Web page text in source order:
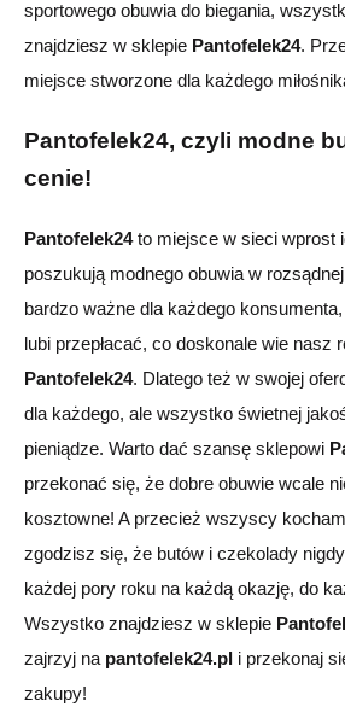
sportowego obuwia do biegania,
znajdziesz w sklepie Pantofelek24.
miejsce stworzone dla każdego
Pantofelek24, czyli modne
cenie!
Pantofelek24to miejsce w sieci wprost
poszukują modnego obuwia w
bardzo ważne dla każdego
lubi przepłacać, co doskonale wie nasz
Pantofelek24. Dlatego też w swojej
dla każdego, ale wszystko świetnej
pieniądze. Warto dać szansę sklepowi
przekonać się, że dobre obuwie wcale
kosztowne! A przecież wszyscy
zgodzisz się, że butów i czekolady
każdej pory roku na każdą okazję, do
Wszystko znajdziesz w sklepie
zajrzyj na pantofelek24.pl i przekonaj
zakupy!